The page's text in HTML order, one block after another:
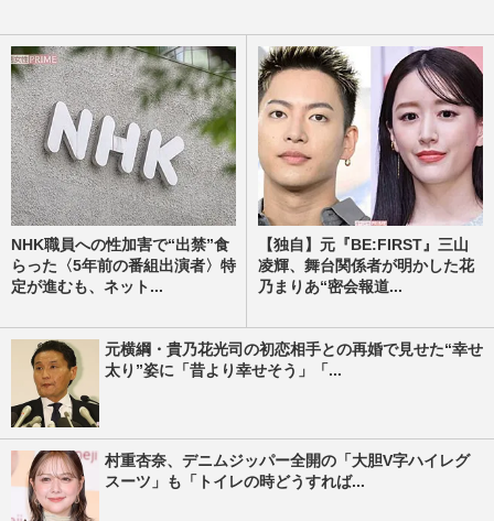
NHK職員への性加害で“出禁”食
らった〈5年前の番組出演者〉特
定が進むも、ネット...
【独自】元『BE:FIRST』三山
凌輝、舞台関係者が明かした花
乃まりあ“密会報道...
元横綱・貴乃花光司の初恋相手との再婚で見せた“幸せ
太り”姿に「昔より幸せそう」「...
村重杏奈、デニムジッパー全開の「大胆V字ハイレグ
スーツ」も「トイレの時どうすれば...